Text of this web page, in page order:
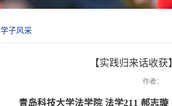
学子风采
【实践归来话收
作者：
青岛科技大学法学院 法学211 郝志璇